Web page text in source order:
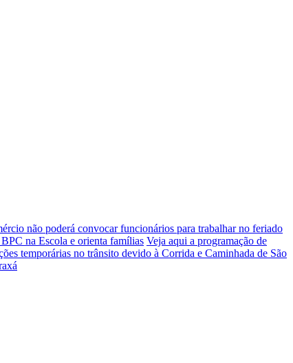
não poderá convocar funcionários para trabalhar no feriado
na Escola e orienta famílias Veja aqui a programação de
temporárias no trânsito devido à Corrida e Caminhada de São